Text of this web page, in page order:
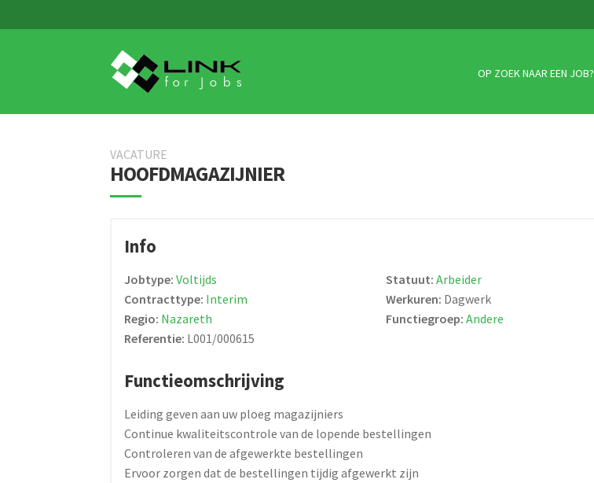
to
navigation
to
content
OP ZOEK NAAR EEN JOB?
VACATURE
HOOFDMAGAZIJNIER
Info
Jobtype:Voltijds Statuut:Arbeider
Contracttype: Interim Werkuren: Dagwerk
Regio: Nazareth Functiegroep:Andere
Referentie: L001/000615
Functieomschrijving
Leiding geven aan uw ploeg magazijniers
Continue kwaliteitscontrole van de lopende bestellingen
Controleren van de afgewerkte bestellingen
Ervoor zorgen dat de bestellingen tijdig afgewerkt zijn